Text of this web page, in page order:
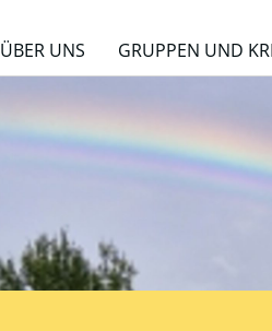
ÜBER UNS GRUPPEN UND